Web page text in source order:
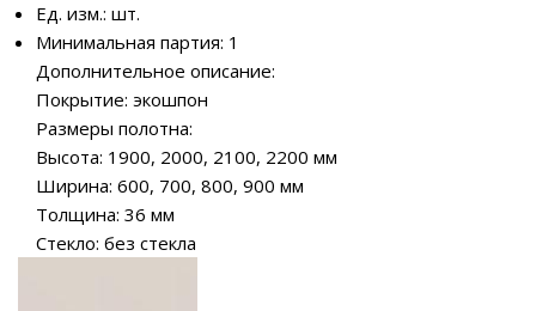
Ед. изм.: шт.
Минимальная партия: 1
Дополнительное описание:
Покрытие: экошпон
Размеры полотна:
Высота: 1900, 2000, 2100, 2200 мм
Ширина: 600, 700, 800, 900 мм
Толщина: 36 мм
Стекло: без стекла